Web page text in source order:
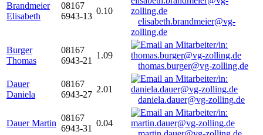
Brandmeier
Elisabeth
08167
6943-13
0.10
elisabeth.brandmeier@vg-
zolling.de
Burger
Thomas
08167
6943-21
1.09
thomas.burger@vg-zolling.de
Dauer
Daniela
08167
6943-27
2.01
daniela.dauer@vg-zolling.de
Dauer Martin
08167
6943-31
0.04